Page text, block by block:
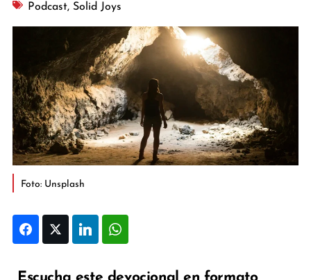
Podcast, Solid Joys
Foto: Unsplash
FacebookTwitter LinkedIn